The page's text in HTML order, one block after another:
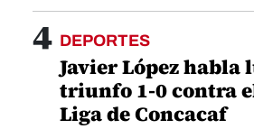
4 DEPORTES
Javier López habla
triunfo 1-0 contra
Liga de Concacaf